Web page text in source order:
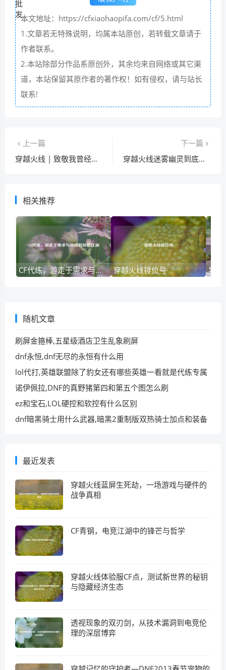
本文地址：https://cfxiaohaopifa.com/cf/5.html
1.文章若无特殊说明，均属本站原创，若转载文章请于
作者联系。
2.本站除部分作品系原创外，其余均来自网络或其它渠
道，本站保留其原作者的著作权！如有侵权，请与站长
联系!
上一篇
穿越火线 | 致敬我曾经的电竞梦
下一篇
穿越火线迷雾幽灵到底是怎么来的？
相关推荐
CF代练，游走于需求与风险的灰色江湖 穿越火线排位号 异性
随机文章
刷屏金箍棒,五星级酒店卫生乱象刷屏
dnf永恒,dnf无尽的永恒有什么用
lol代打,英雄联盟除了豹女还有哪些英雄一看就是代练专属
诺伊佩拉,DNF的真野猪第四和第五个图怎么刷
ez和宝石,LOL硬控和软控有什么区别
dnf暗黑骑士用什么武器,暗黑2重制版双热骑士加点和装备
最近发表
穿越火线蓝屏生死劫，一场游戏与硬件的
战争真相
CF青钢，电竞江湖中的锋芒与哲学
穿越火线体验服CF点，测试新世界的秘钥
与隐藏经济生态
透视现象的双刃剑，从技术漏洞到电竞伦
理的深层博弈